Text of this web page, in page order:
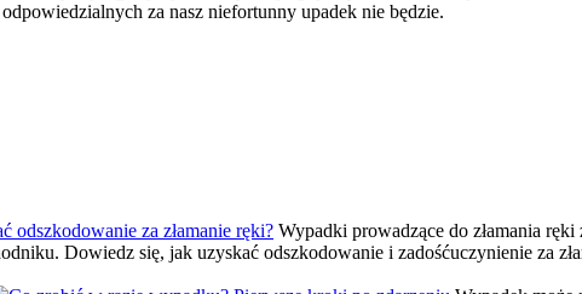
za nasz niefortunny upadek nie będzie.
Wypadki prowadzące do złamania
Dowiedz się, jak uzyskać odszkodowanie i zadośćuczynienie za